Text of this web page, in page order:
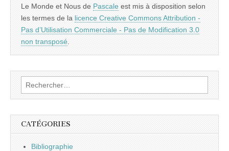
Le Monde et Nous de Pascale est mis à disposition selon
les termes de la licence Creative Commons Attribution -
Pas d’Utilisation Commerciale - Pas de Modification 3.0
non transposé
Rechercher :
CATÉGORIES
Bibliographie